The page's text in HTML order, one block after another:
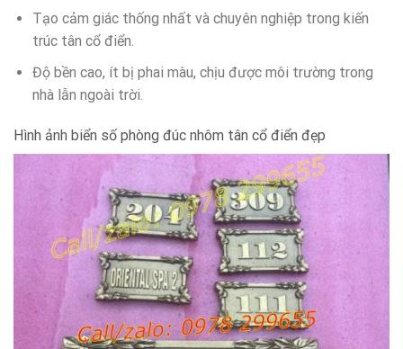
Tạo cảm giác thống nhất và chuyên nghiệp trong kiến
trúc tân cổ điển.
Độ bền cao, ít bị phai màu, chịu được môi trường trong
nhà lẫn ngoài trời.
Hình ảnh biển số phòng đúc nhôm tân cổ điển đẹp